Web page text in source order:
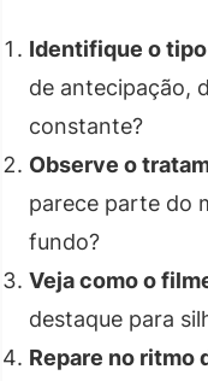
Identifique o
de antecipação,
constante?
Observe o
parece parte do
fundo?
Veja como o
destaque para
Repare no ritmo